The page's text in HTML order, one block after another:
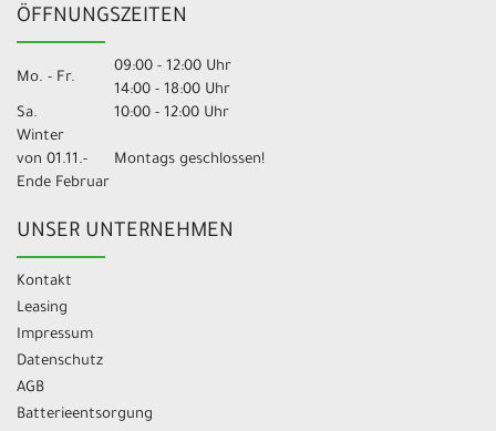
ÖFFNUNGSZEITEN
Mo. - Fr.
09:00 - 12:00 Uhr
14:00 - 18:00 Uhr
Sa.
10:00 - 12:00 Uhr
Winter
von 01.11.-
Ende Februar
Montags geschlossen!
UNSER UNTERNEHMEN
Kontakt
Leasing
Impressum
Datenschutz
AGB
Batterieentsorgung